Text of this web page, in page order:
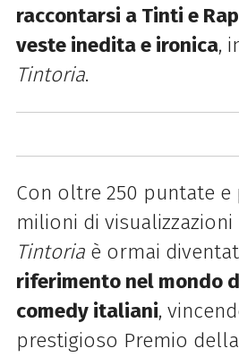
raccontarsi a Tinti e
veste inedita e ironica,
Tintoria.
Con oltre 250 puntate e
milioni di visualizzazioni
Tintoria è ormai
riferimento nel mondo
comedy italiani,
prestigioso Premio